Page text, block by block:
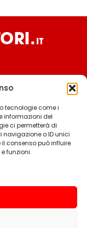
tecnologie come i
informazioni del
ci permetterà di
o ID unici
consenso può influire
funzioni.